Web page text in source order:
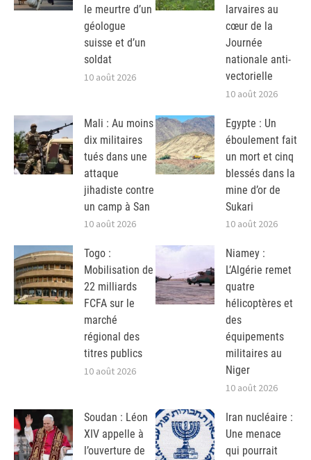
le meurtre d’un
géologue
suisse et d’un
soldat
10 août 2026
larvaires au
cœur de la
Journée
nationale anti-
vectorielle
10 août 2026
Mali : Au moins
dix militaires
tués dans une
attaque
jihadiste contre
un camp à San
10 août 2026
Egypte : Un
éboulement fait
un mort et cinq
blessés dans la
mine d’or de
Sukari
10 août 2026
Togo :
Mobilisation de
22 milliards
FCFA sur le
marché
régional des
titres publics
10 août 2026
Niamey :
L’Algérie remet
quatre
hélicoptères et
des
équipements
militaires au
Niger
10 août 2026
Soudan : Léon
XIV appelle à
l’ouverture de
Iran nucléaire :
Une menace
qui pourrait